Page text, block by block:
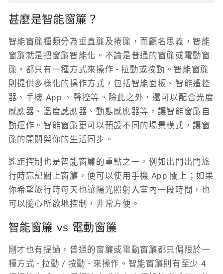
甚麼是智能窗簾？
智能窗簾種類分為垂直簾及捲簾，而顧名思義，智能
窗簾就是把窗簾智能化。不論是普通的窗簾或電動窗
簾，都只有一種方式來操作 - 拉動或按動。智能窗簾
則提供多樣化的操作方式，包括智能面板、智能遙控
器、手機 App 、聲控等。除此之外，還可以配合光度
感應器、溫度感應器、動態感應器等，讓智能窗簾自
動運作。智能窗簾更可以預設不同的場景模式，讓窗
簾的開關與你的生活同步。
遙距控制也是智能窗簾的重點之一，例如出門出門旅
行時忘記關上窗簾，便可以使用手機 App 關上；如果
你希望旅行時每天也讓陽光照射入室內一段時間，也
可以隨心所欲地控制，非常方便。
智能窗簾 vs 電動窗簾
剛才也有提過，普通的窗簾或電動窗簾都只侷限於一
種方式 - 拉動 / 按動 - 來操作。智能窗簾則有至少 4